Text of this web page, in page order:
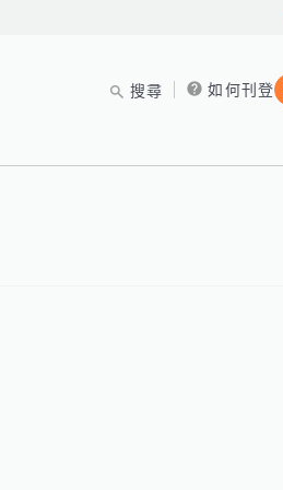
搜尋 如何刊登